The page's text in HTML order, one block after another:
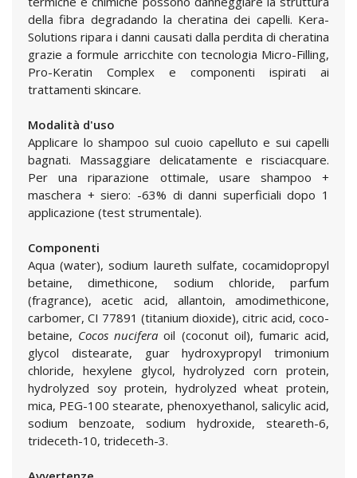
della fibra degradando la cheratina dei capelli. Kera-
Solutions ripara i danni causati dalla perdita di cheratina
grazie a formule arricchite con tecnologia Micro-Filling,
Pro-Keratin Complex e componenti ispirati ai
trattamenti skincare.
Modalità d'uso
Applicare lo shampoo sul cuoio capelluto e sui capelli
bagnati. Massaggiare delicatamente e risciacquare.
Per una riparazione ottimale, usare shampoo +
maschera + siero: -63% di danni superficiali dopo 1
applicazione (test strumentale).
Componenti
Aqua (water), sodium laureth sulfate, cocamidopropyl
betaine, dimethicone, sodium chloride, parfum
(fragrance), acetic acid, allantoin, amodimethicone,
carbomer, CI 77891 (titanium dioxide), citric acid, coco-
betaine, Cocos nucifera oil (coconut oil), fumaric acid,
glycol distearate, guar hydroxypropyl trimonium
chloride, hexylene glycol, hydrolyzed corn protein,
hydrolyzed soy protein, hydrolyzed wheat protein,
mica, PEG-100 stearate, phenoxyethanol, salicylic acid,
sodium benzoate, sodium hydroxide, steareth-6,
trideceth-10, trideceth-3.